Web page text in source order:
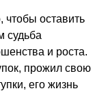
чтобы оставить
судьба
и роста.
прожил свою
его жизнь